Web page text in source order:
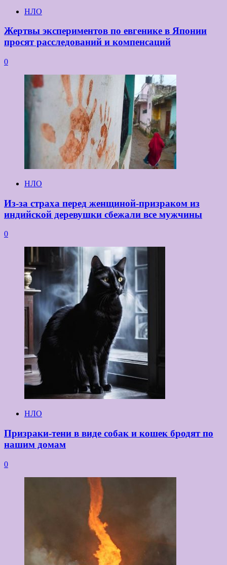
НЛО
Жертвы экспериментов по евгенике в Японии
просят расследований и компенсаций
0
НЛО
Из-за страха перед женщиной-призраком из
индийской деревушки сбежали все мужчины
0
НЛО
Призраки-тени в виде собак и кошек бродят по
нашим домам
0